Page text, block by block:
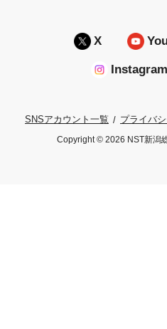
X
Instagram
SNSアカウント一覧 プライバ
Copyright © 2026 NST新潟